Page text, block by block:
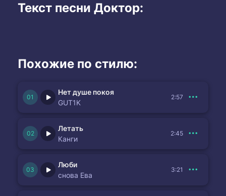
Текст песни Доктор:
Похожие по стилю:
Нет душе покоя
GUT1K
2:57
Летать
Канги
2:45
Люби
снова Ева
3:21